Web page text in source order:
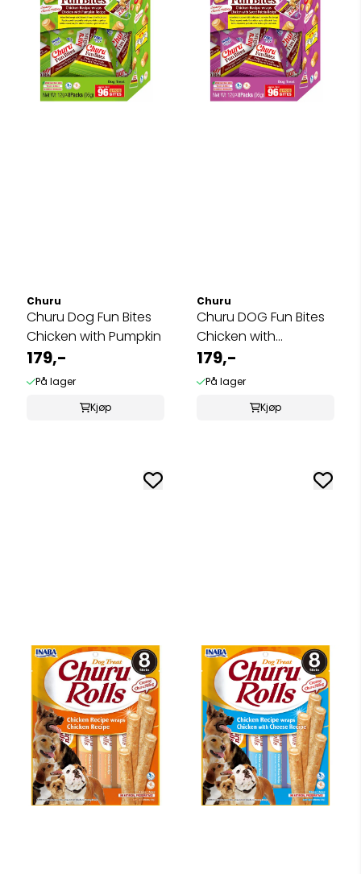
Churu
Churu Dog Fun Bites
Chicken with Pumpkin
179,-
På lager
Kjøp
Churu
Churu DOG Fun Bites
Chicken with
Sweetpotato
179,-
På lager
Kjøp